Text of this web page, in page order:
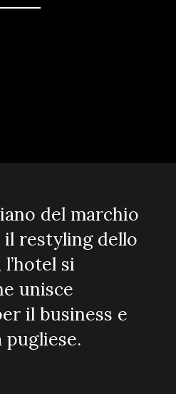
del marchio
restyling dello
si
unisce
il business e